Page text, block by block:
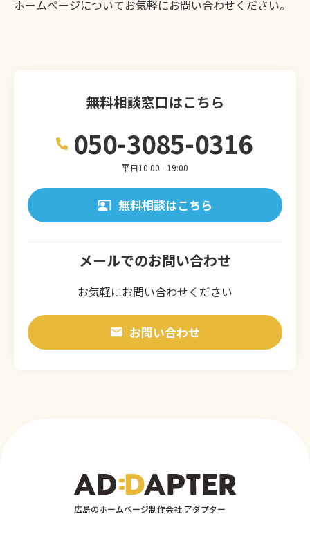
ホームページについてお気軽にお問い合わせください。
無料相談窓口はこちら
050-3085-0316
平日10:00 - 19:00
無料相談はこちら
メールでのお問い合わせ
お気軽にお問い合わせください
お問い合わせ
広島のホームページ制作会社 アダプター